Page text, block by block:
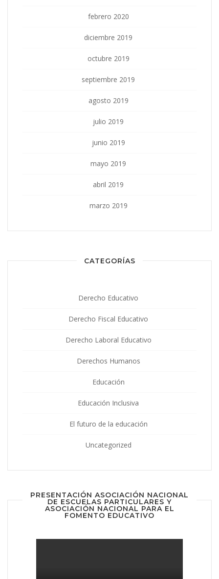
febrero 2020
diciembre 2019
octubre 2019
septiembre 2019
agosto 2019
julio 2019
junio 2019
mayo 2019
abril 2019
marzo 2019
CATEGORÍAS
Derecho Educativo
Derecho Fiscal Educativo
Derecho Laboral Educativo
Derechos Humanos
Educación
Educación Inclusiva
El futuro de la educación
Uncategorized
PRESENTACIÓN ASOCIACIÓN NACIONAL
DE ESCUELAS PARTICULARES Y
ASOCIACIÓN NACIONAL PARA EL
FOMENTO EDUCATIVO